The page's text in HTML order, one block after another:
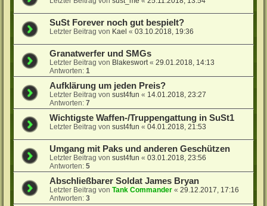
SuSt Forever noch gut bespielt?
Letzter Beitrag von Kael «03.10.2018, 19:36
Granatwerfer und SMGs
Letzter Beitrag von Blakeswort «29.01.2018, 14:13
Antworten:1
Aufklärung um jeden Preis?
Letzter Beitrag vonsust4fun « 14.01.2018, 23:27
Antworten:7
Wichtigste Waffen-/Truppengattung in SuSt1
Letzter Beitrag vonsust4fun «04.01.2018, 21:53
Umgang mit Paks und anderen Geschützen
Letzter Beitrag vonsust4fun «03.01.2018, 23:56
Antworten:5
Abschließbarer Soldat James Bryan
Letzter Beitrag vonTank Commander «29.12.2017, 17:16
Antworten:3